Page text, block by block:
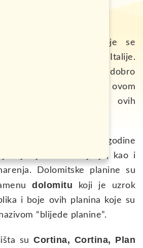
planinski vjenac koje se
dijelom Italije.
po svojoj visini, obliku i dobro
resortima i stazama. U ovom
donosimo ljepote ovih
za tijelo i dušu.
UNESCA, a svake godine
zaljubljenika u skijanje, kao i
Dolomitske planine su
dolomitu
koji je uzrok
i boje ovih planina koje su
“blijede planine”.
suCortina, Cortina, Plan